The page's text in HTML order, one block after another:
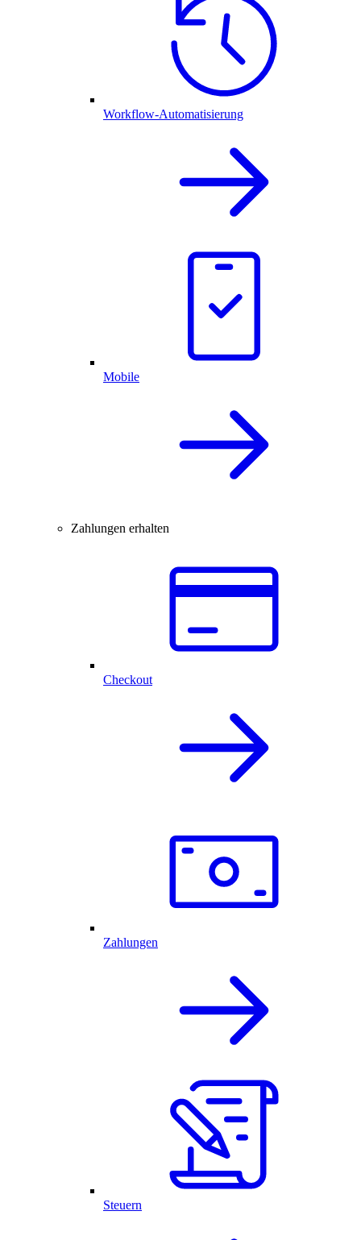
Workflow-Automatisierung
Mobile
Zahlungen erhalten
Checkout
Zahlungen
Steuern